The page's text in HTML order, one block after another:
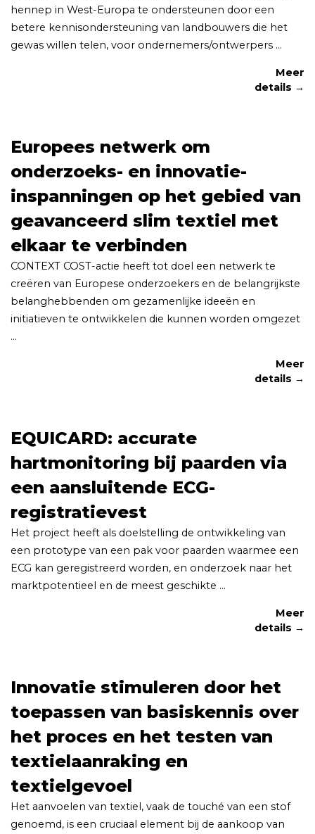
hennep in West-Europa te ondersteunen door een
betere kennisondersteuning van landbouwers die het
gewas willen telen, voor ondernemers/ontwerpers ...
Meer
details →
Europees netwerk om
onderzoeks- en innovatie-
inspanningen op het gebied van
geavanceerd slim textiel met
elkaar te verbinden
CONTEXT COST-actie heeft tot doel een netwerk te
creëren van Europese onderzoekers en de belangrijkste
belanghebbenden om gezamenlijke ideeën en
initiatieven te ontwikkelen die kunnen worden omgezet
...
Meer
details →
EQUICARD: accurate
hartmonitoring bij paarden via
een aansluitende ECG-
registratievest
Het project heeft als doelstelling de ontwikkeling van
een prototype van een pak voor paarden waarmee een
ECG kan geregistreerd worden, en onderzoek naar het
marktpotentieel en de meest geschikte ...
Meer
details →
Innovatie stimuleren door het
toepassen van basiskennis over
het proces en het testen van
textielaanraking en
textielgevoel
Het aanvoelen van textiel, vaak de touché van een stof
genoemd, is een cruciaal element bij de aankoop van